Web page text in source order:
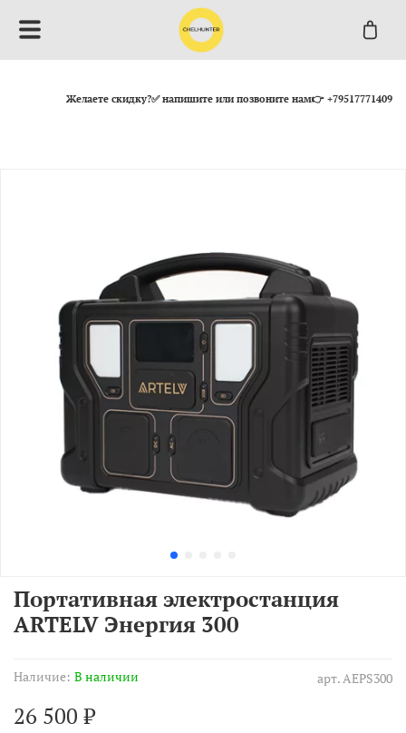
Желаете скидку?✅ напишите или позвоните нам👉 +79517771409
арт.AEPS300
Наличие: В наличии
Портативная электростанция
ARTELV Энергия 300
26 500 ₽